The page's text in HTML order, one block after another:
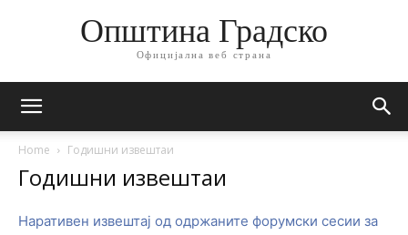
Општина Градско
Официјална веб страна
Home Годишни извештаи
Годишни извештаи
Наративен извештај од одржаните форумски сесии за